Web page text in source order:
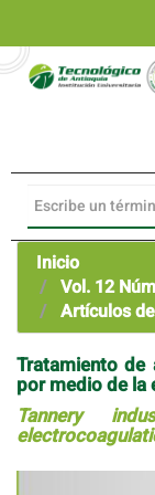
Contenido
principal
Inicio
Vol. 12
Artículos
Tratamiento de
por medio de
Tannery
Barra